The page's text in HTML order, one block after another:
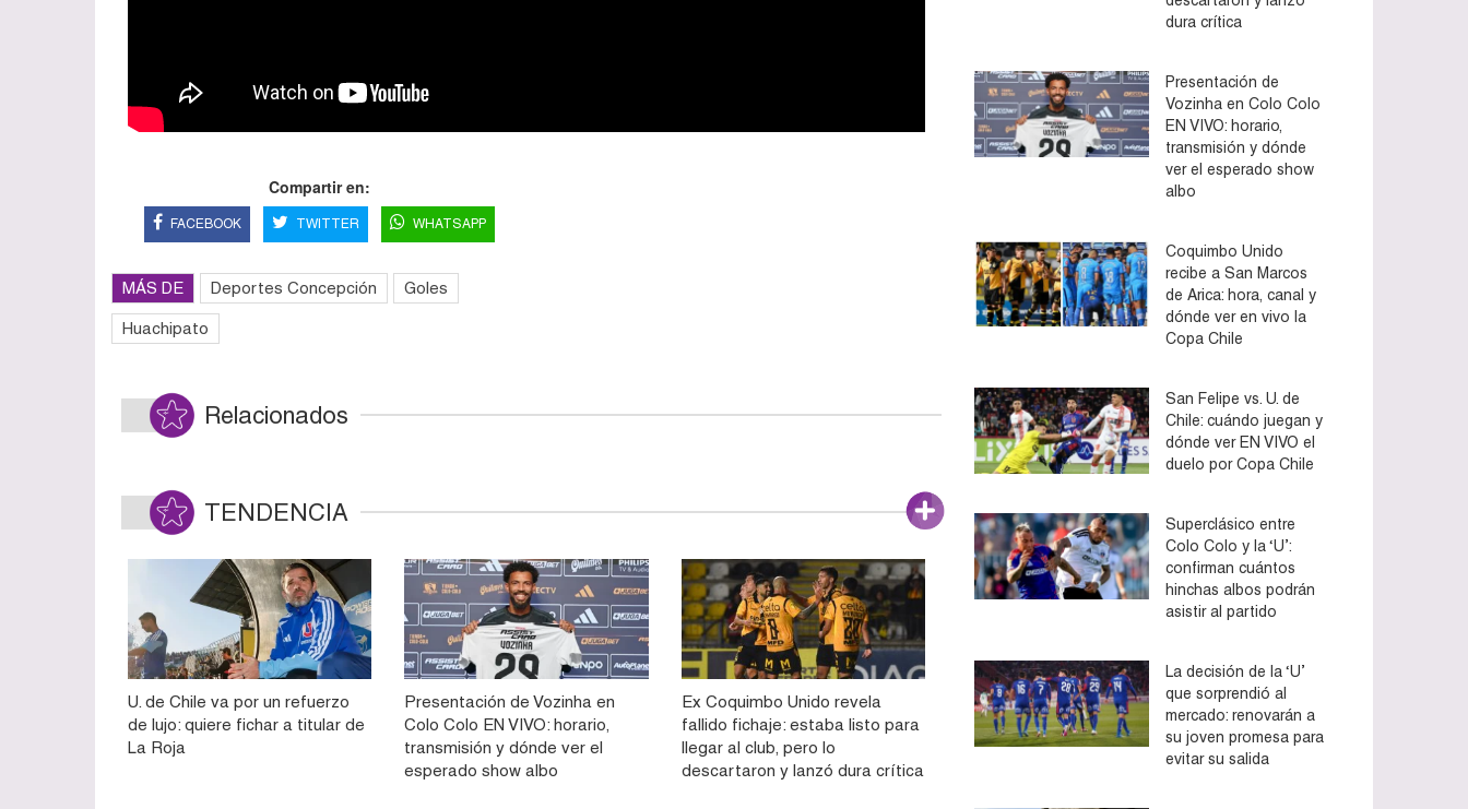
Compartir en:
FACEBOOK TWITTER WHATSAPP
MÁS DE Deportes Concepción Goles
Huachipato
Relacionados
TENDENCIA
U. de Chile va por un refuerzo
de lujo: quiere fichar a titular de
La Roja
Presentación de Vozinha en
Colo Colo EN VIVO: horario,
transmisión y dónde ver el
esperado show albo
Ex Coquimbo Unido revela
fallido fichaje: estaba listo para
llegar al club, pero lo
descartaron y lanzó dura crítica
dura crítica
Presentación de
Vozinha en Colo Colo
EN VIVO: horario,
transmisión y dónde
ver el esperado show
albo
Coquimbo Unido
recibe a San Marcos
de Arica: hora, canal y
dónde ver en vivo la
Copa Chile
San Felipe vs. U. de
Chile: cuándo juegan y
dónde ver EN VIVO el
duelo por Copa Chile
Superclásico entre
Colo Colo y la ‘U’:
confirman cuántos
hinchas albos podrán
asistir al partido
La decisión de la ‘U’
que sorprendió al
mercado: renovarán a
su joven promesa para
evitar su salida